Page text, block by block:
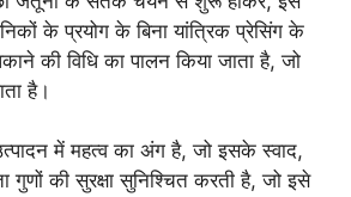
के प्रयोग के बिना यांत्रिक प्रेसिंग के
पकाने की विधि का पालन किया जाता है, जो
है।
में महत्व का अंग है, जो इसके स्वाद,
गुणों की सुरक्षा सुनिश्चित करती है, जो इसे